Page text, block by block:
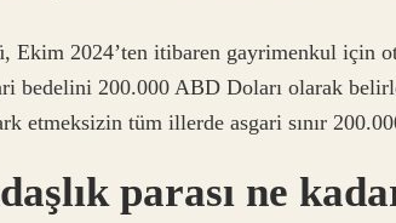
Ekim 2024’ten itibaren gayrimenkul için
bedelini 200.000 ABD Doları olarak
etmeksizin tüm illerde asgari sınır
parası ne